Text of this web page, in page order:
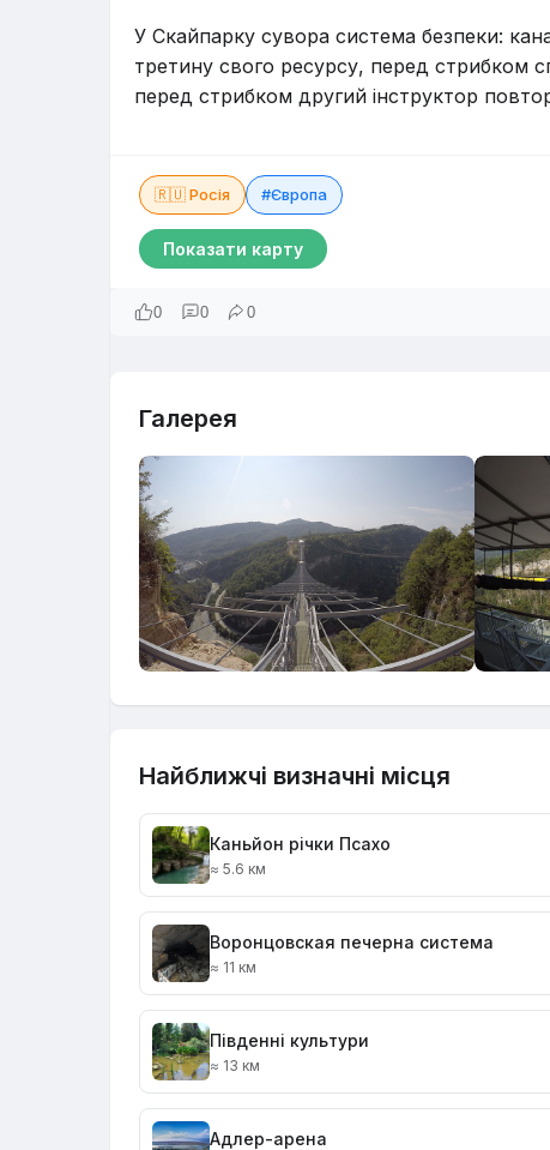
У Скайпарку сувора система безпеки:
третину свого ресурсу, перед стрибком
перед стрибком другий інструктор
🇷🇺 Росія #Європа
Показати карту
0 0 0
Галерея
Найближчі визначні місця
Каньйон річки Псахо
≈ 5.6 км
Воронцовская печерна система
≈ 11 км
Південні культури
≈ 13 км
Адлер-арена